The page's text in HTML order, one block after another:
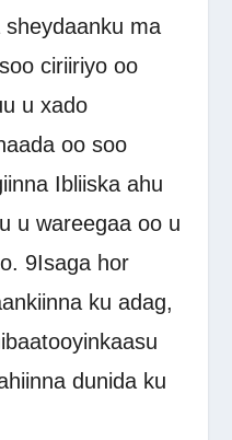
ma
ciriiriyo oo
u xado
oo soo
Ibliiska ahu
u wareegaa oo u
9Isaga hor
ku adag,
dunida ku